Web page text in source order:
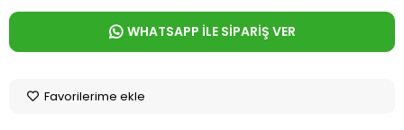
WHATSAPP İLE SİPARİŞ VER
Favorilerime ekle